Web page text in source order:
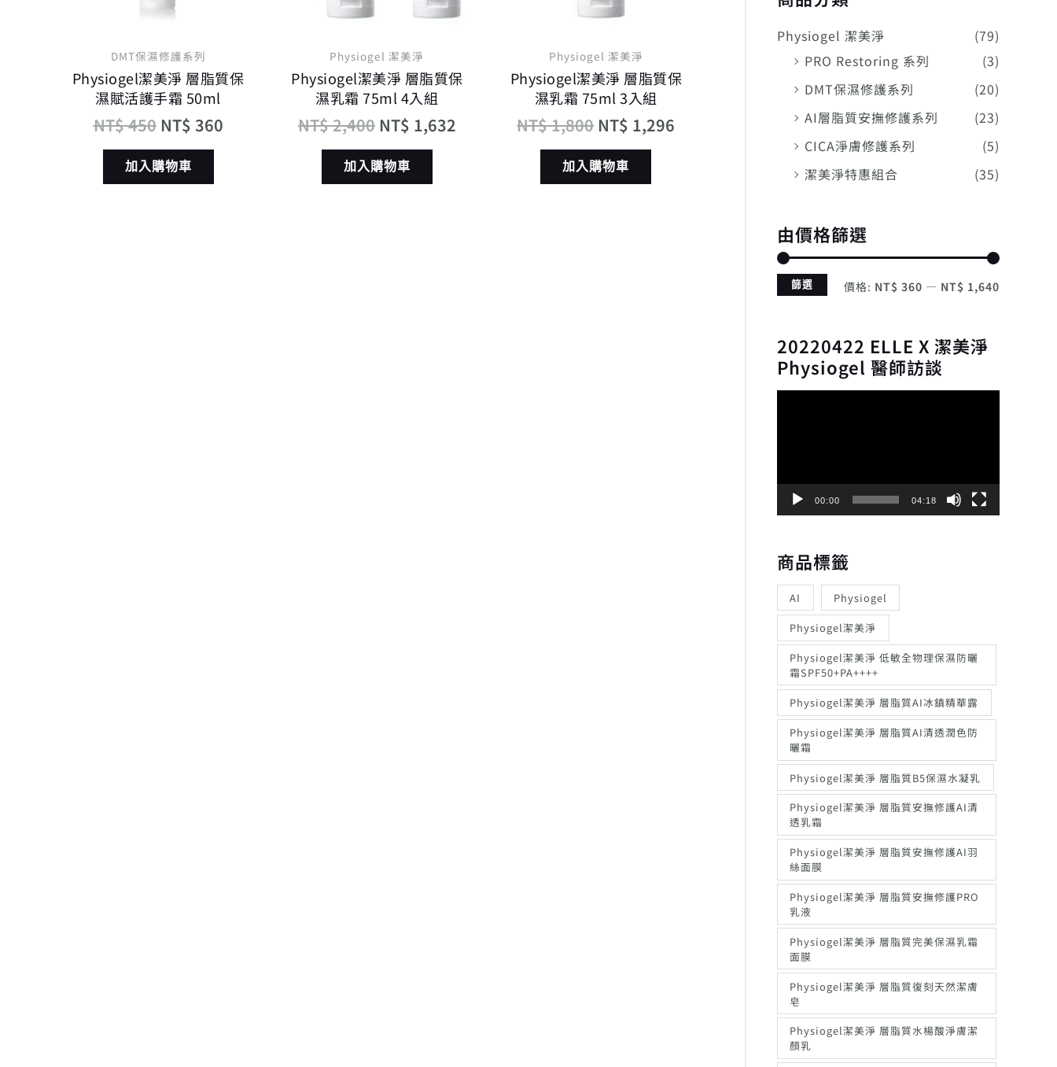
DMT保濕修護系列
Physiogel潔美淨 層脂質保
濕賦活護手霜 50ml
NT$450 NT$ 360
加入購物車
Physiogel 潔美淨
Physiogel潔美淨 層脂質保
濕乳霜 75ml 4入組
NT$2,400 NT$ 1,632
加入購物車
Physiogel 潔美淨
Physiogel潔美淨 層脂質保
濕乳霜 75ml 3入組
NT$1,800 NT$ 1,296
加入購物車
Physiogel 潔美淨
(79)
PRO Restoring 系列
(3)
DMT保濕修護系列
(20)
AI層脂質安撫修護系列
(23)
CICA淨膚修護系列
(5)
潔美淨特惠組合
(35)
由價格篩選
篩選 價格: NT$ 360 — NT$ 1,640
20220422 ELLE X 潔美淨
Physiogel 醫師訪談
00:00 04:18
商品標籤
AI Physiogel
Physiogel潔美淨
Physiogel潔美淨 低敏全物理保濕防曬
霜SPF50+PA++++
Physiogel潔美淨 層脂質AI冰鎮精華露
Physiogel潔美淨 層脂質AI清透潤色防
曬霜
Physiogel潔美淨 層脂質B5保濕水凝乳
Physiogel潔美淨 層脂質安撫修護AI清
透乳霜
Physiogel潔美淨 層脂質安撫修護AI羽
絲面膜
Physiogel潔美淨 層脂質安撫修護PRO
乳液
Physiogel潔美淨 層脂質完美保濕乳霜
面膜
Physiogel潔美淨 層脂質復刻天然潔膚
皂
Physiogel潔美淨 層脂質水楊酸淨膚潔
顏乳